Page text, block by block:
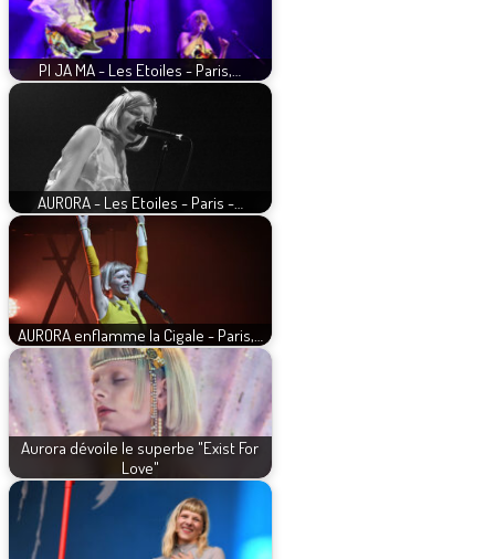
PI JA MA - Les Etoiles - Paris,…
AURORA - Les Etoiles - Paris -…
AURORA enflamme la Cigale - Paris,…
Aurora dévoile le superbe "Exist For
Love"